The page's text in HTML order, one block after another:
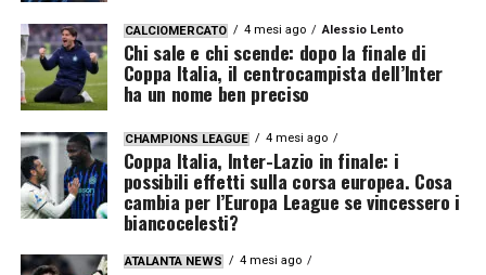
CALCIOMERCATO 4 mesi ago Alessio Lento
Chi sale e chi scende: dopo la finale di
Coppa Italia, il centrocampista dell’Inter
ha un nome ben preciso
CHAMPIONS LEAGUE 4 mesi ago
Coppa Italia, Inter-Lazio in finale: i
possibili effetti sulla corsa europea. Cosa
cambia per l’Europa League se vincessero i
biancocelesti?
ATALANTA NEWS 4 mesi ago